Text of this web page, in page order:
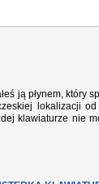
ją płynem, który
lokalizacji
klawiaturze nie